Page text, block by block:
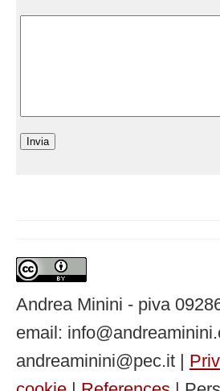
Andrea Minini - piva
email:
andreaminini@pec.it |